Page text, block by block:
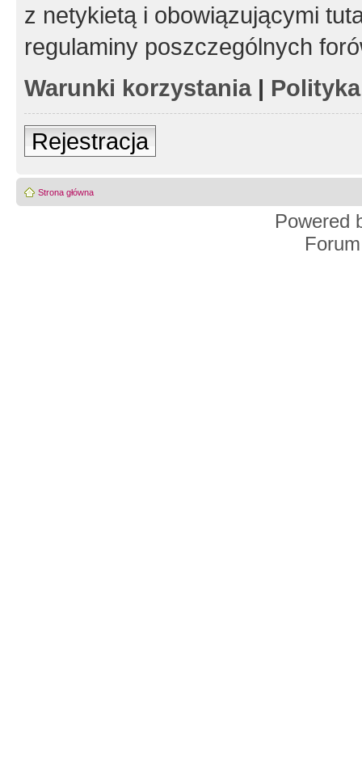
z netykietą i obowiązującymi
regulaminy poszczególnych
Warunki korzystania|
Rejestracja
Strona główna
Powered